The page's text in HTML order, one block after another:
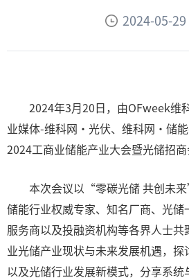
2024-05-29
2024年3月20日，由OFweek维
业媒体-维科网·光伏、维科网·储
2024工商业储能产业大会暨光储招
本次会议以“零碳光储 共创未
储能行业权威专家、知名厂商、光
服务商以及投融资机构等各界人士
业光储产业现状与未来发展机遇，
以及光储行业发展新模式，分享系统